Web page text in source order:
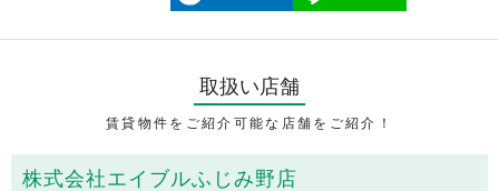
取扱い店舗
賃貸物件をご紹介可能な店舗をご紹介！
株式会社エイブルふじみ野店